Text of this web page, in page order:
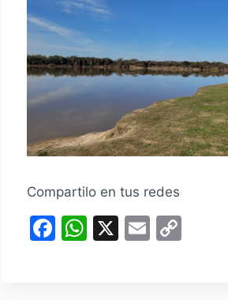
Compartilo en tus redes
F
W X
E